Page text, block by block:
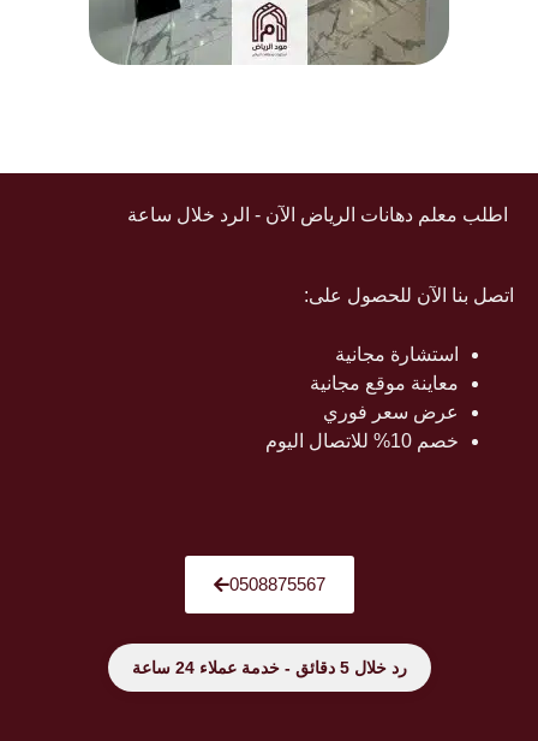
اطلب معلم دهانات الرياض الآن - الرد خلال ساعة
اتصل بنا الآن للحصول على:
استشارة مجانية
معاينة موقع مجانية
عرض سعر فوري
خصم 10% للاتصال اليوم
0508875567
رد خلال 5 دقائق - خدمة عملاء 24 ساعة